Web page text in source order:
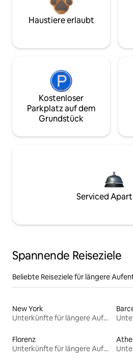
Haustiere erlaubt
Kostenloser
Parkplatz auf dem
Grundstück
Serviced
Spannende Reiseziele
Beliebte Reiseziele für längere
New York
Unterkünfte für längere Aufenthalte
Florenz
Unterkünfte für längere Aufenthalte